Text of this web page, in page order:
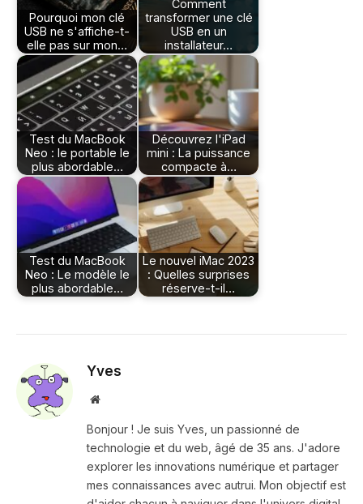
Pourquoi mon clé
USB ne s'affiche-t-
elle pas sur mon…
Comment
transformer une clé
USB en un
installateur…
Test du MacBook
Neo : le portable le
plus abordable…
Découvrez l'iPad
mini : La puissance
compacte à…
Test du MacBook
Neo : Le modèle le
plus abordable…
Le nouvel iMac 2023
: Quelles surprises
réserve-t-il…
Yves
Site
Bonjour ! Je suis Yves, un passionné de
technologie et du web, âgé de 35 ans. J'adore
explorer les innovations numérique et partager
mes connaissances avec autrui. Mon objectif est